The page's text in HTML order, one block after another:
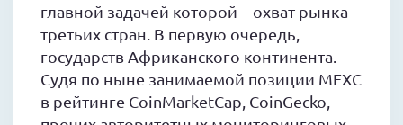
главной задачей которой – охват рынка
третьих стран. В первую очередь,
государств Африканского континента.
Судя по ныне занимаемой позиции MEXC
в рейтинге CoinMarketCap, CoinGecko,